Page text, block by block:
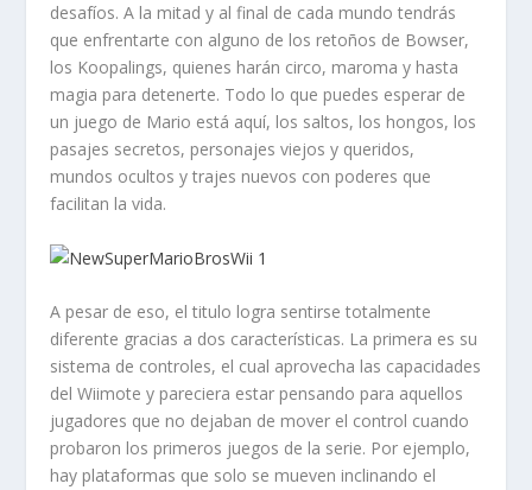
desafíos. A la mitad y al final de cada mundo tendrás
que enfrentarte con alguno de los retoños de Bowser,
los Koopalings, quienes harán circo, maroma y hasta
magia para detenerte. Todo lo que puedes esperar de
un juego de Mario está aquí, los saltos, los hongos, los
pasajes secretos, personajes viejos y queridos,
mundos ocultos y trajes nuevos con poderes que
facilitan la vida.
A pesar de eso, el titulo logra sentirse totalmente
diferente gracias a dos características. La primera es su
sistema de controles, el cual aprovecha las capacidades
del Wiimote y pareciera estar pensando para aquellos
jugadores que no dejaban de mover el control cuando
probaron los primeros juegos de la serie. Por ejemplo,
hay plataformas que solo se mueven inclinando el